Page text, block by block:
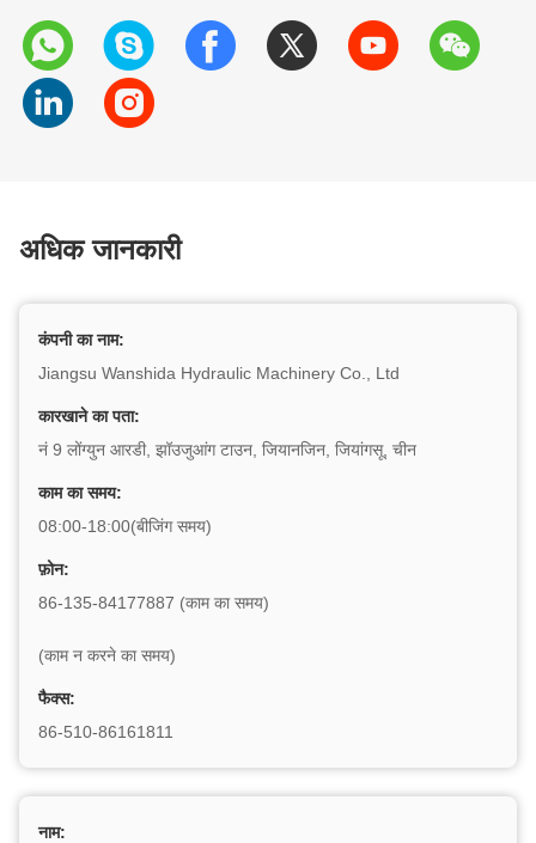
अधिक जानकारी
कंपनी का नाम:
Jiangsu Wanshida Hydraulic Machinery Co., Ltd
कारखाने का पता:
नं 9 लोंग्युन आरडी, झॉउजुआंग टाउन, जियानजिन, जियांगसू, चीन
काम का समय:
08:00-18:00(बीजिंग समय)
फ़ोन:
86-135-84177887 (काम का समय)
(काम न करने का समय)
फैक्स:
86-510-86161811
नाम: